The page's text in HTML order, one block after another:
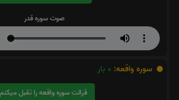
صوت سوره قدر
سوره واقعه: 0 بار
قرائت سوره واقعه را تقبل میکنم